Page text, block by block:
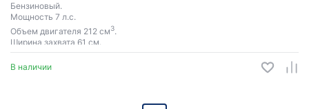
Бензиновый.
Мощность 7 л.с.
Объем двигателя 212 см3.
Ширина захвата 61 см.
В наличии